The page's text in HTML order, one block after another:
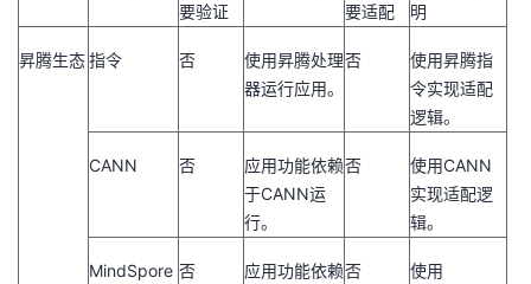
要验证
要适配
明
昇腾生态指令 否
使用昇腾处理
器运行应用。
否
使用昇腾指
令实现适配
逻辑。
CANN 否
应用功能依赖
于CANN运
行。
否 使用CANN
实现适配逻
辑。
MindSpore 否
应用功能依赖否
使用